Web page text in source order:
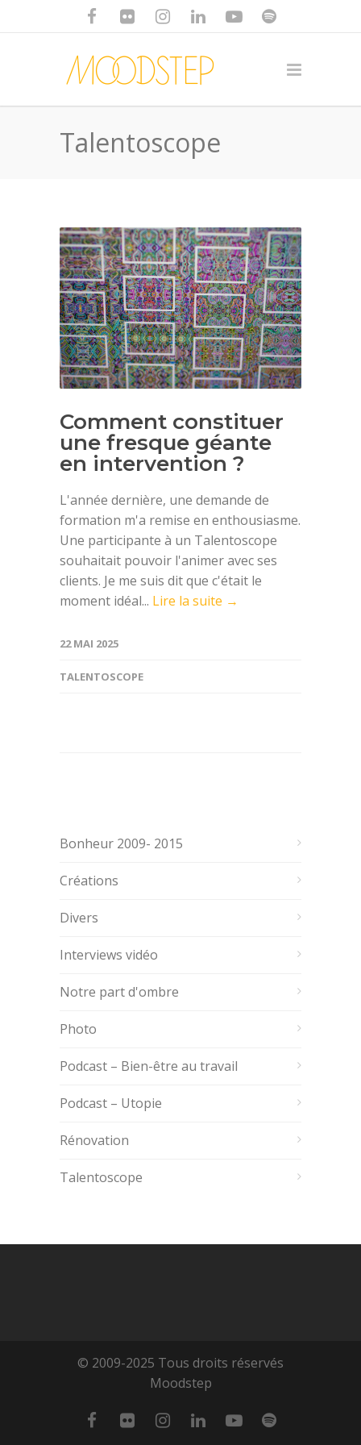
Talentoscope
Comment constituer
une fresque géante
en intervention ?
L'année dernière, une demande de
formation m'a remise en enthousiasme.
Une participante à un Talentoscope
souhaitait pouvoir l'animer avec ses
clients. Je me suis dit que c'était le
moment idéal... Lire la suite →
22 MAI 2025
TALENTOSCOPE
Bonheur 2009- 2015
Créations
Divers
Interviews vidéo
Notre part d'ombre
Photo
Podcast – Bien-être au travail
Podcast – Utopie
Rénovation
Talentoscope
© 2009-2025 Tous droits réservés
Moodstep